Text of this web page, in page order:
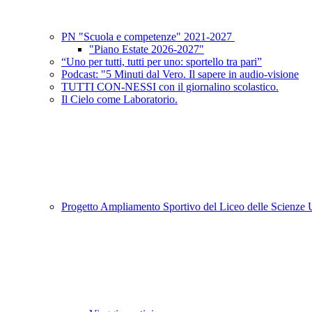
PN "Scuola e competenze" 2021-2027
"Piano Estate 2026-2027"
“Uno per tutti, tutti per uno: sportello tra pari”
Podcast: "5 Minuti dal Vero. Il sapere in audio-visione
TUTTI CON-NESSI con il giornalino scolastico.
Il Cielo come Laboratorio.
Progetto Ampliamento Sportivo del Liceo delle Scienze